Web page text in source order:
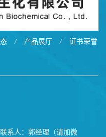
/ 产品展厅 / 证书荣誉
联系人：郭经理（请加微